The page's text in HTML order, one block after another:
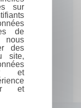
sur
de
nous
des
site,
et
et